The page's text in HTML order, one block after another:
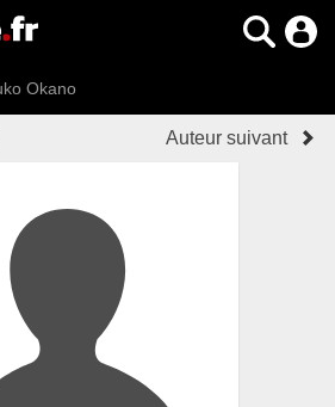
Okano
Auteur suivant